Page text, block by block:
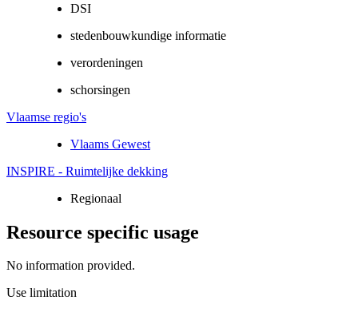
DSI
stedenbouwkundige informatie
verordeningen
schorsingen
Vlaamse regio's
Vlaams Gewest
INSPIRE - Ruimtelijke dekking
Regionaal
Resource specific usage
No information provided.
Use limitation